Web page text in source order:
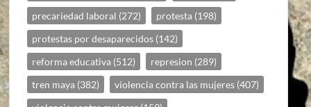
precariedad laboral (272) protesta (198)
protestas por desaparecidos (142)
reforma educativa (512) represion (289)
tren maya (382) violencia contra las mujeres (407)